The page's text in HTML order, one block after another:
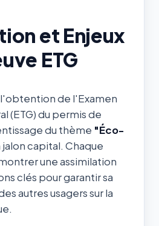
et Enjeux
ETG
l'obtention de l'Examen
(ETG) du permis de
du thème "Éco-
jalon capital. Chaque
une assimilation
clés pour garantir sa
autres usagers sur la